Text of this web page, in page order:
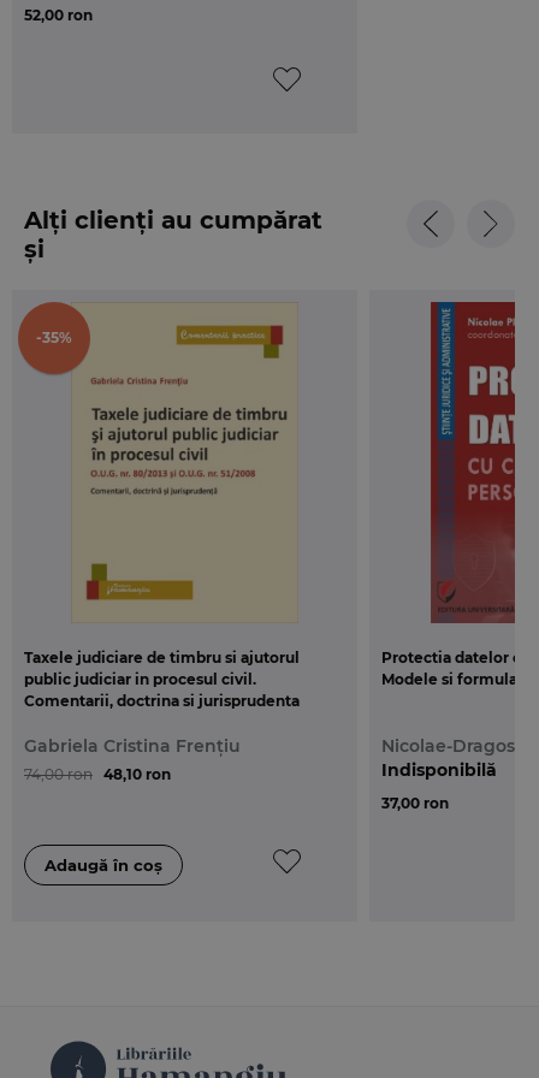
Nationale a Functionarilor de Stare Civila din
52,00 ron
Alți clienți au cumpărat
și
-35%
Taxele judiciare de timbru si ajutorul
public judiciar in procesul civil.
Comentarii, doctrina si jurisprudenta
Gabriela Cristina Frențiu
74,00 ron 48,10 ron
Protectia datelor cu
Modele si formulare
Nicolae-Dragos
37,00 ron
Indisponibilă